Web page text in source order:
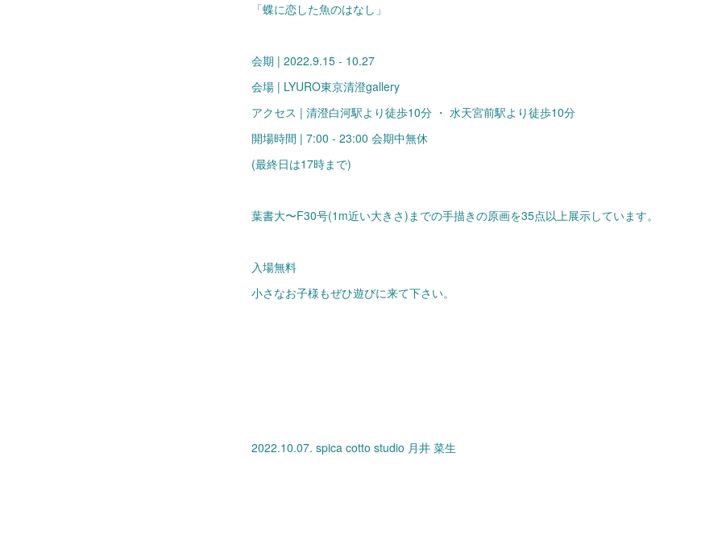
「蝶に恋した魚のはなし」
会期 | 2022.9.15 - 10.27
会場 | LYURO東京清澄gallery
アクセス | 清澄白河駅より徒歩10分 ・ 水天宮前駅より徒歩10分
開場時間 | 7:00 - 23:00 会期中無休
(最終日は17時まで)
葉書大〜F30号(1m近い大きさ)までの手描きの原画を35点以上展示しています。
入場無料
小さなお子様もぜひ遊びに来て下さい。
2022.10.07. spica cotto studio 月井 菜生